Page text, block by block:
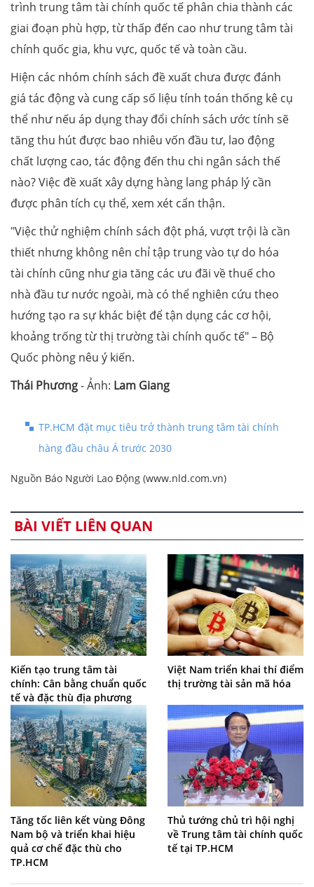
trình trung tâm tài chính quốc tế phân chia thành các
giai đoạn phù hợp, từ thấp đến cao như trung tâm tài
chính quốc gia, khu vực, quốc tế và toàn cầu.
Hiện các nhóm chính sách đề xuất chưa được đánh
giá tác động và cung cấp số liệu tính toán thống kê cụ
thể như nếu áp dụng thay đổi chính sách ước tính sẽ
tăng thu hút được bao nhiêu vốn đầu tư, lao động
chất lượng cao, tác động đến thu chi ngân sách thế
nào? Việc đề xuất xây dựng hàng lang pháp lý cần
được phân tích cụ thể, xem xét cẩn thận.
"Việc thử nghiệm chính sách đột phá, vượt trội là cần
thiết nhưng không nên chỉ tập trung vào tự do hóa
tài chính cũng như gia tăng các ưu đãi về thuế cho
nhà đầu tư nước ngoài, mà có thể nghiên cứu theo
hướng tạo ra sự khác biệt để tận dụng các cơ hội,
khoảng trống từ thị trường tài chính quốc tế" – Bộ
Quốc phòng nêu ý kiến.
Thái Phương- Ảnh: Lam Giang
TP.HCM đặt mục tiêu trở thành trung tâm tài chính
hàng đầu châu Á trước 2030
Nguồn Báo Người Lao Động (www.nld.com.vn)
BÀI VIẾT LIÊN QUAN
Kiến tạo trung tâm tài
chính: Cân bằng chuẩn quốc
tế và đặc thù địa phương
Việt Nam triển khai thí điểm
thị trường tài sản mã hóa
Tăng tốc liên kết vùng Đông
Nam bộ và triển khai hiệu
quả cơ chế đặc thù cho
TP.HCM
Thủ tướng chủ trì hội nghị
về Trung tâm tài chính quốc
tế tại TP.HCM